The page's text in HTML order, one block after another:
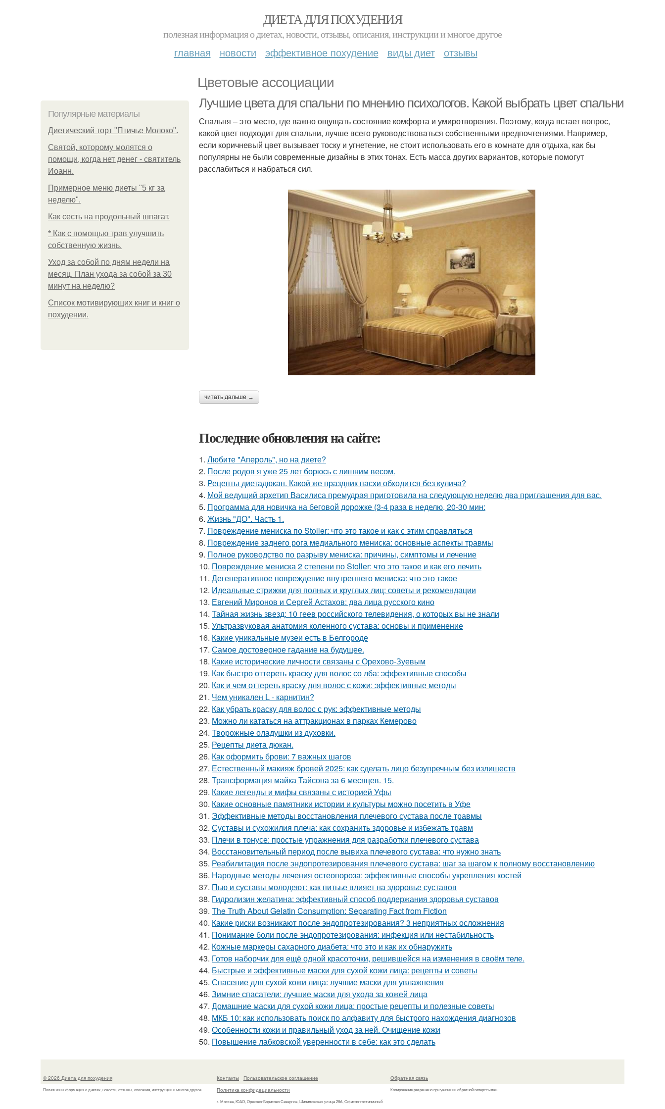
ДИЕТА ДЛЯ ПОХУДЕНИЯ
полезная информация о диетах, новости, отзывы, описания, инструкции и многое другое
главная новости эффективное похудение виды диет отзывы
Цветовые ассоциации
Популярные материалы
Диетический торт "Птичье Молоко".
Святой, которому молятся о
помощи, когда нет денег - святитель
Иоанн.
Примерное меню диеты "5 кг за
неделю".
Как сесть на продольный шпагат.
* Как с помощью трав улучшить
собственную жизнь.
Уход за собой по дням недели на
месяц. План ухода за собой за 30
минут на неделю?
Список мотивирующих книг и книг о
похудении.
Лучшие цвета для спальни по мнению психологов. Какой выбрать цвет спальни
Спальня – это место, где важно ощущать состояние комфорта и умиротворения. Поэтому, когда встает вопрос,
какой цвет подходит для спальни, лучше всего руководствоваться собственными предпочтениями. Например,
если коричневый цвет вызывает тоску и угнетение, не стоит использовать его в комнате для отдыха, как бы
популярны не были современные дизайны в этих тонах. Есть масса других вариантов, которые помогут
расслабиться и набраться сил.
читать дальше →
Последние обновления на сайте:
1. Любите "Апероль", но на диете?
2. После родов я уже 25 лет борюсь с лишним весом.
3. Рецепты диетадюкан. Какой же праздник пасхи обходится без кулича?
4. Мой ведущий архетип Василиса премудрая приготовила на следующую неделю два приглашения для вас.
5. Программа для новичка на беговой дорожке (3-4 раза в неделю, 20-30 мин:
6. Жизнь "ДО". Часть 1.
7. Повреждение мениска по Stoller: что это такое и как с этим справляться
8. Повреждение заднего рога медиального мениска: основные аспекты травмы
9. Полное руководство по разрыву мениска: причины, симптомы и лечение
10. Повреждение мениска 2 степени по Stoller: что это такое и как его лечить
11. Дегенеративное повреждение внутреннего мениска: что это такое
12. Идеальные стрижки для полных и круглых лиц: советы и рекомендации
13. Евгений Миронов и Сергей Астахов: два лица русского кино
14. Тайная жизнь звезд: 10 геев российского телевидения, о которых вы не знали
15. Ультразвуковая анатомия коленного сустава: основы и применение
16. Какие уникальные музеи есть в Белгороде
17. Самое достоверное гадание на будущее.
18. Какие исторические личности связаны с Орехово-Зуевым
19. Как быстро оттереть краску для волос со лба: эффективные способы
20. Как и чем оттереть краску для волос с кожи: эффективные методы
21. Чем уникален L - карнитин?
22. Как убрать краску для волос с рук: эффективные методы
23. Можно ли кататься на аттракционах в парках Кемерово
24. Творожные оладушки из духовки.
25. Рецепты диета дюкан.
26. Как оформить брови: 7 важных шагов
27. Естественный макияж бровей 2025: как сделать лицо безупречным без излишеств
28. Трансформация майка Тайсона за 6 месяцев. 15.
29. Какие легенды и мифы связаны с историей Уфы
30. Какие основные памятники истории и культуры можно посетить в Уфе
31. Эффективные методы восстановления плечевого сустава после травмы
32. Суставы и сухожилия плеча: как сохранить здоровье и избежать травм
33. Плечи в тонусе: простые упражнения для разработки плечевого сустава
34. Восстановительный период после вывиха плечевого сустава: что нужно знать
35. Реабилитация после эндопротезирования плечевого сустава: шаг за шагом к полному восстановлению
36. Народные методы лечения остеопороза: эффективные способы укрепления костей
37. Пью и суставы молодеют: как питьье влияет на здоровье суставов
38. Гидролизин желатина: эффективный способ поддержания здоровья суставов
39. The Truth About Gelatin Consumption: Separating Fact from Fiction
40. Какие риски возникают после эндопротезирования? 3 неприятных осложнения
41. Понимание боли после эндопротезирования: инфекция или нестабильность
42. Кожные маркеры сахарного диабета: что это и как их обнаружить
43. Готов наборчик для ещё одной красоточки, решившейся на изменения в своём теле.
44. Быстрые и эффективные маски для сухой кожи лица: рецепты и советы
45. Спасение для сухой кожи лица: лучшие маски для увлажнения
46. Зимние спасатели: лучшие маски для ухода за кожей лица
47. Домашние маски для сухой кожи лица: простые рецепты и полезные советы
48. МКБ 10: как использовать поиск по алфавиту для быстрого нахождения диагнозов
49. Особенности кожи и правильный уход за ней. Очищение кожи
50. Повышение лабковской уверенности в себе: как это сделать
© 2026 Диета для похудения
Полезная информация о диетах, новости, отзывы, описания, инструкции и многое другое
Контакты
Пользовательское соглашение
Политика конфидециальности
г. Москва, ЮАО, Орехово-Борисово Северное, Шипиловская улица 28А, Офисно-гостиничный
Обратная связь
Копирование разрешено при указании обратной гиперссылки.